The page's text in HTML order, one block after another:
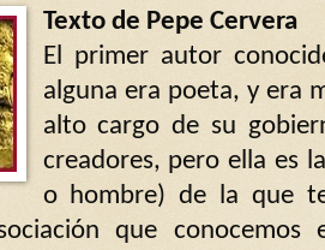
Texto de Pepe Cervera
El primer autor
alguna era poeta, y era
alto cargo de su
creadores, pero ella es
o hombre) de la que
que